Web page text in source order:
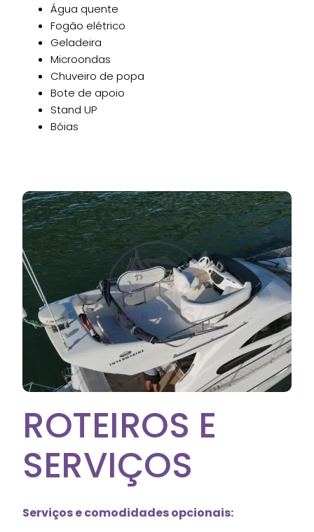
Água quente
Fogão elétrico
Geladeira
Microondas
Chuveiro de popa
Bote de apoio
Stand UP
Bóias
ROTEIROS E
SERVIÇOS
Serviços e comodidades opcionais: